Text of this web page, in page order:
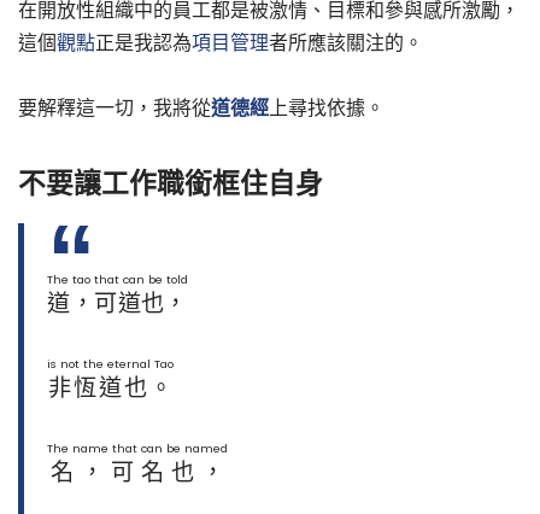
在開放性組織中的員工都是被激情、目標和參與感所激勵，
這個觀點正是我認為項目管理者所應該關注的。
要解釋這一切，我將從道德經上尋找依據。
不要讓工作職銜框住自身
道，可道也，
The tao that can be told
非恆道也。
is not the eternal Tao
名，可名也，
The name that can be named